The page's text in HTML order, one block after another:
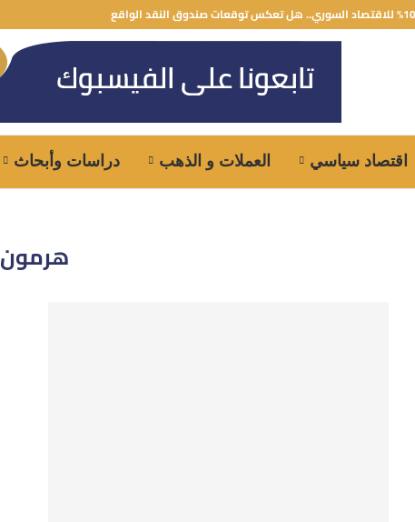
اقتصاد سياسي العملات و الذهب دراسات وأبحاث
هرمون